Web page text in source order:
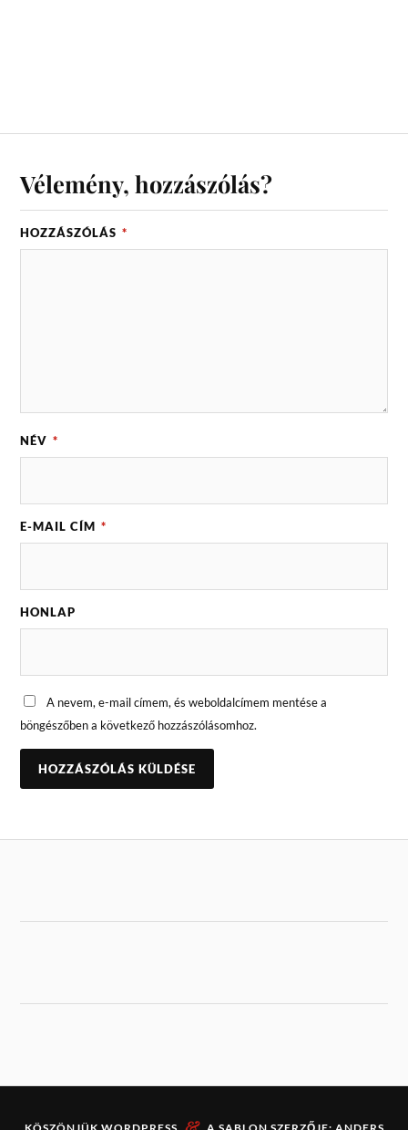
Vélemény, hozzászólás?
HOZZÁSZÓLÁS *
NÉV *
E-MAIL CÍM *
HONLAP
A nevem, e-mail címem, és weboldalcímem mentése a
böngészőben a következő hozzászólásomhoz.